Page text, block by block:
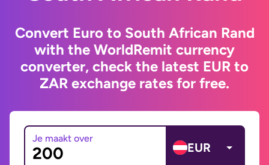
Convert Euro to South African Rand
with the WorldRemit currency
converter, check the latest EUR to
ZAR exchange rates for free.
Je maakt over
EUR